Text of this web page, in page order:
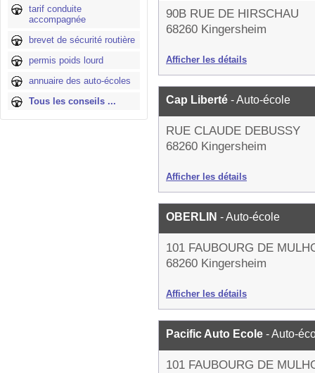
tarif conduite
accompagnée
brevet de sécurité routière
permis poids lourd
annuaire des auto-écoles
Tous les conseils ...
90B RUE DE HIRSCHAU
68260 Kingersheim
Afficher les détails
Cap Liberté - Auto-école
RUE CLAUDE DEBUSSY
68260 Kingersheim
Afficher les détails
OBERLIN - Auto-école
101 FAUBOURG DE
68260 Kingersheim
Afficher les détails
Pacific Auto Ecole - Auto-
101 FAUBOURG DE